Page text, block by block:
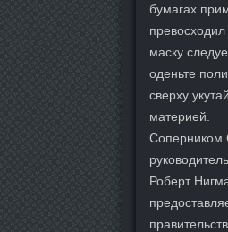
бумагах
маску
оденьте
сверху
материей.
Соперником
Роберт